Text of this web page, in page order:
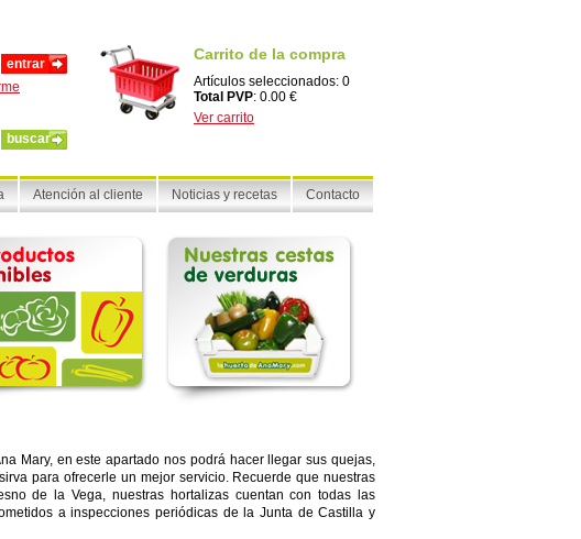
Carrito de la compra
Artículos seleccionados: 0
Total PVP: 0.00 €
Ver carrito
buscar
Atención al cliente Noticias y recetas Contacto
Mary, en este apartado nos podrá hacer llegar sus quejas,
para ofrecerle un mejor servicio. Recuerde que nuestras
de la Vega, nuestras hortalizas cuentan con todas las
a inspecciones periódicas de la Junta de Castilla y